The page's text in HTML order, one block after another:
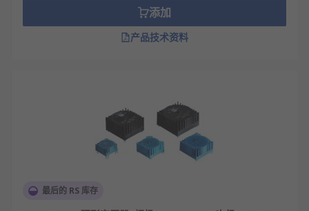
家电电器：空调、热水器、音响、智能控制主
板供电
灯光音响：舞台灯光、LED电源、音响功放，效
仪器仪表：测量仪器、实验设备、精密仪表，
低漏磁、高精度
通信电源：通信设备、广播设备、基站供电，
添加
产品技术资料
最后的 RS 库存